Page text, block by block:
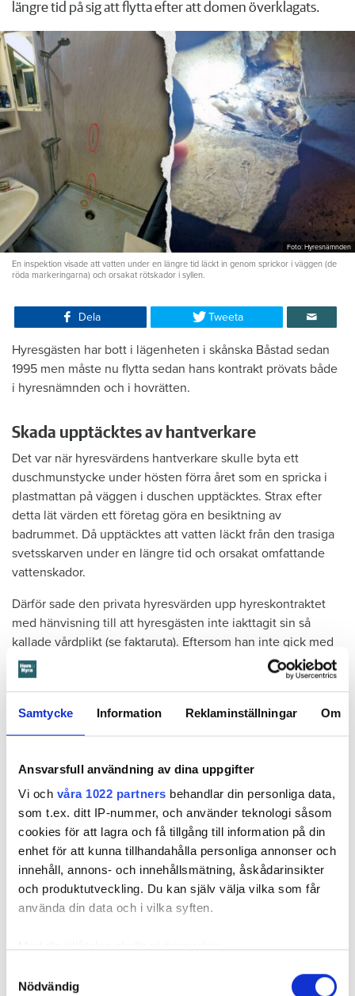
Samtycke Information Reklaminställningar Om
Ansvarsfull användning av dina uppgifter
Vi och våra 1022 partners behandlar din personliga data,
som t.ex. ditt IP-nummer, och använder teknologi såsom
cookies för att lagra och få tillgång till information på din
enhet för att kunna tillhandahålla personliga annonser och
innehåll, annons- och innehållsmätning, åskådarinsikter
och produktutveckling. Du kan själv välja vilka som får
använda din data och i vilka syften.
som kan ha en noggrannhet på upp till flera meter
Nödvändig
längre tid på sig att flytta efter att domen överklagats.
Foto: Hyresnämnden
En inspektion visade att vatten under en längre tid läckt in genom sprickor i väggen (de
röda markeringarna) och orsakat rötskador i syllen.
Dela Tweeta
Hyresgästen har bott i lägenheten i skånska Båstad sedan
1995 men måste nu flytta sedan hans kontrakt prövats både
i hyresnämnden och i hovrätten.
Skada upptäcktes av hantverkare
Det var när hyresvärdens hantverkare skulle byta ett
duschmunstycke under hösten förra året som en spricka i
plastmattan på väggen i duschen upptäcktes. Strax efter
detta lät värden ett företag göra en besiktning av
badrummet. Då upptäcktes att vatten läckt från den trasiga
svetsskarven under en längre tid och orsakat omfattande
vattenskador.
Därför sade den privata hyresvärden upp hyreskontraktet
med hänvisning till att hyresgästen inte iakttagit sin så
kallade vårdplikt (se faktaruta). Eftersom han inte gick med
på att flytta fick hyresnämnden i Malmö pröva
uppsägningen.
domstolarna.
Hyresgästen själv menar att hyresvärden under hela den tid